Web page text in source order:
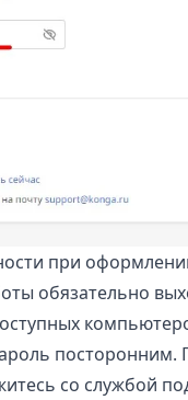
при
обязательно
посторонним.
со службой